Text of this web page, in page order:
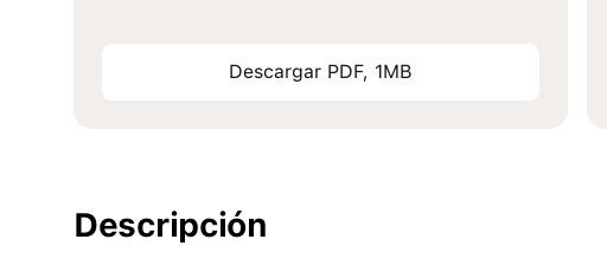
Descargar PDF, 1MB
Descripción